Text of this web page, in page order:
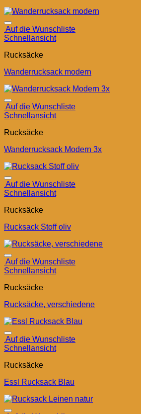
Auf die Wunschliste
Schnellansicht
Rucksäcke
Wanderrucksack modern
Auf die Wunschliste
Schnellansicht
Rucksäcke
Wanderrucksack Modern 3x
Auf die Wunschliste
Schnellansicht
Rucksäcke
Rucksack Stoff oliv
Auf die Wunschliste
Schnellansicht
Rucksäcke
Rucksäcke, verschiedene
Auf die Wunschliste
Schnellansicht
Rucksäcke
Essl Rucksack Blau